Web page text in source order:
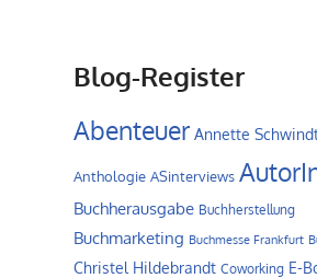
Blog-Register
Abenteuer Annette
Anthologie ASinterviews
Buchherausgabe Buchherstellung
Buchmarketing Buchmesse Frankfurt
Christel Hildebrandt Coworking E-